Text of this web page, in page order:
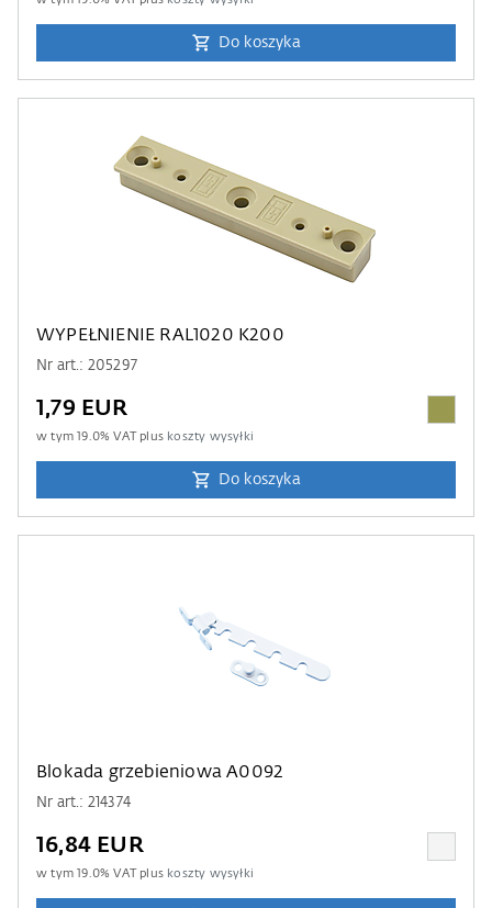
Do koszyka
WYPEŁNIENIE RAL1020 K200
Nr art.: 205297
1,79 EUR
w tym19.0% VAT plus koszty wysyłki
Do koszyka
Blokada grzebieniowa A0092
Nr art.: 214374
16,84 EUR
w tym19.0% VAT plus koszty wysyłki